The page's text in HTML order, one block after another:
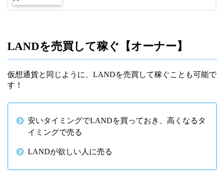
LANDを売買して稼ぐ【オーナー】
仮想通貨と同じように、LANDを売買して稼ぐことも可能で
す！
安いタイミングでLANDを買っておき、高くなるタ
イミングで売る
LANDが欲しい人に売る